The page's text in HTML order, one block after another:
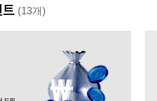
(13개)